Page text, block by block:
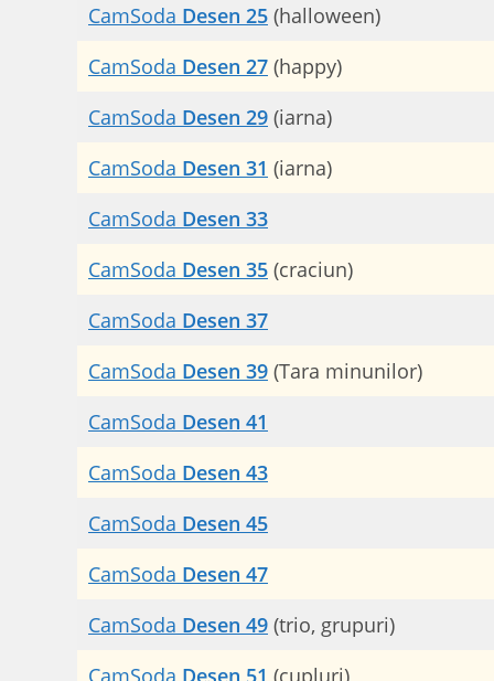
CamSoda Desen 25 (halloween)
CamSoda Desen 27 (happy)
CamSoda Desen 29 (iarna)
CamSoda Desen 31 (iarna)
CamSoda Desen 33
CamSoda Desen 35 (craciun)
CamSoda Desen 37
CamSoda Desen 39 (Tara minunilor)
CamSoda Desen 41
CamSoda Desen 43
CamSoda Desen 45
CamSoda Desen 47
CamSoda Desen 49 (trio, grupuri)
CamSoda Desen 51 (cupluri)